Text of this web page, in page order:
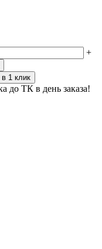
+
в 1 клик
до ТК в день заказа!